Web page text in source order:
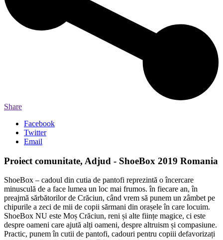
Share
Facebook
Twitter
Email
Proiect comunitate, Adjud - ShoeBox 2019 Romania
ShoeBox – cadoul din cutia de pantofi reprezintă o încercare
minusculă de a face lumea un loc mai frumos. în fiecare an, în
preajmă sărbătorilor de Crăciun, când vrem să punem un zâmbet pe
chipurile a zeci de mii de copii sărmani din orașele în care locuim.
ShoeBox NU este Moș Crăciun, reni și alte ființe magice, ci este
despre oameni care ajută alți oameni, despre altruism și compasiune.
Practic, punem în cutii de pantofi, cadouri pentru copiii defavorizați